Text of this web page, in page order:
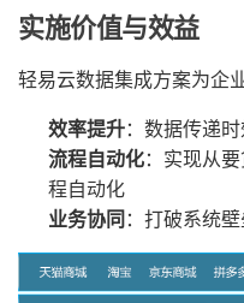
实施价值与效益
轻易云数据集成方案为企
效率提升：数据传递
流程自动化：实现从
程自动化
业务协同：打破系统